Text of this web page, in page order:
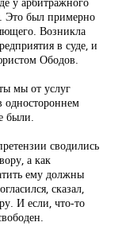
Это был примерно
Возникла
в суде, и
Ободов.
мы от услуг
одностороннем
были.
сводились
а как
ему должны
сказал,
И если, что-то